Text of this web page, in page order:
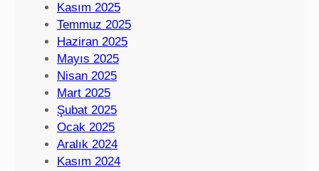
Kasım 2025
Temmuz 2025
Haziran 2025
Mayıs 2025
Nisan 2025
Mart 2025
Şubat 2025
Ocak 2025
Aralık 2024
Kasım 2024